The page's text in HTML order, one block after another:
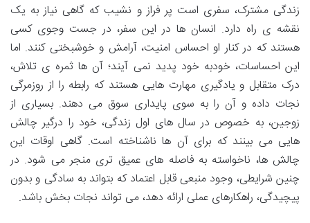
زندگی مشترک، سفری است پر فراز و نشیب که گاهی نیاز به یک
نقشه ی راه دارد. انسان ها در این سفر، در جست وجوی کسی
هستند که در کنار او احساس امنیت، آرامش و خوشبختی کنند. اما
این احساسات، خودبه خود پدید نمی آیند؛ آن ها ثمره ی تلاش،
درک متقابل و یادگیری مهارت هایی هستند که رابطه را از روزمرگی
نجات داده و آن را به سوی پایداری سوق می دهند. بسیاری از
زوجین، به خصوص در سال های اول زندگی، خود را درگیر چالش
هایی می بینند که برای آن ها ناشناخته است. گاهی اوقات این
چالش ها، ناخواسته به فاصله های عمیق تری منجر می شود. در
چنین شرایطی، وجود منبعی قابل اعتماد که بتواند به سادگی و بدون
پیچیدگی، راهکارهای عملی ارائه دهد، می تواند نجات بخش باشد.